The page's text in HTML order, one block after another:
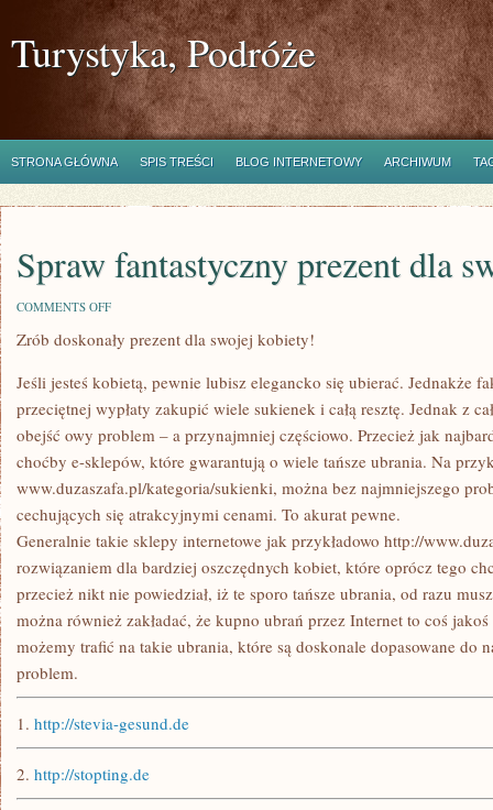
Turystyka, Podróże
STRONA GŁÓWNA SPIS TREŚCI BLOG INTERNETOWY ARCHIWUM
Spraw fantastyczny prezent dla
COMMENTS OFFON
FANTASTYCZNY
PREZENT
SWOJEJ
PARTNERKI!
Zrób doskonały prezent dla swojej kobiety!
Jeśli jesteś kobietą, pewnie lubisz elegancko się ubierać. Jednakże
przeciętnej wypłaty zakupić wiele sukienek i całą resztę. Jednak z
obejść owy problem – a przynajmniej częściowo. Przecież jak
choćby e-sklepów, które gwarantują o wiele tańsze ubrania. Na
www.duzaszafa.pl/kategoria/sukienki, można bez najmniejszego
cechujących się atrakcyjnymi cenami. To akurat pewne.
Generalnie takie sklepy internetowe jak przykładowo http://
rozwiązaniem dla bardziej oszczędnych kobiet, które oprócz tego
przecież nikt nie powiedział, iż te sporo tańsze ubrania, od razu
można również zakładać, że kupno ubrań przez Internet to coś
możemy trafić na takie ubrania, które są doskonale dopasowane do
problem.
1. http://stevia-gesund.de
2. http://stopting.de